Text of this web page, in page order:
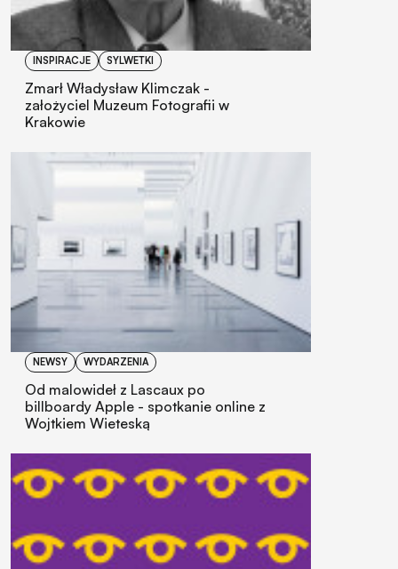
INSPIRACJE SYLWETKI
Zmarł Władysław Klimczak -
założyciel Muzeum Fotografii w
Krakowie
NEWSY WYDARZENIA
Od malowideł z Lascaux po
billboardy Apple - spotkanie online z
Wojtkiem Wieteską